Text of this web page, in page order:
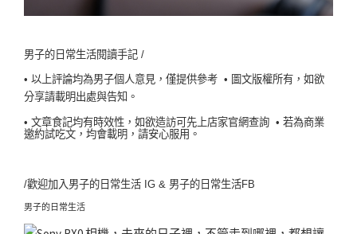
男子的日常生活閱讀手記 /
• 以上評論均為男子個人意見，僅提供參考 • 圖文版權所有，如欲
分享請載明出處與告知。
• 文章食記均有時效性，如欲造訪可先上店家官網查詢 • 若為商業
邀約試吃文，均會載明，請安心服用。
/歡迎加入男子的日常生活 IG & 男子的日常生活FB
男子的日常生活